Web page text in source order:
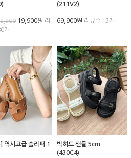
19,900원 리
개
(211V2)
69,900원 리뷰수 : 3개
역시고급 슬리퍼 1
빅히트 샌들 5cm
(430C4)